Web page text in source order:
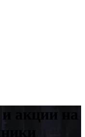
акции на